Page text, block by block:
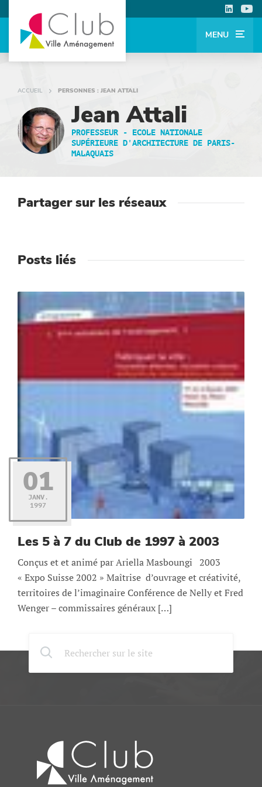
MENU
ACCUEIL PERSONNES : JEAN ATTALI
Jean Attali
PROFESSEUR - ECOLE NATIONALE
SUPÉRIEURE D'ARCHITECTURE DE PARIS-
MALAQUAIS
Posts liés
01
JANV.
1997
Les 5 à 7 du Club de 1997 à 2003
Conçus et et animé par Ariella Masboungi 2003
« Expo Suisse 2002 » Maîtrise d’ouvrage et créativité,
territoires de l’imaginaire Conférence de Nelly et Fred
Wenger – commissaires généraux […]
Partager sur les réseaux